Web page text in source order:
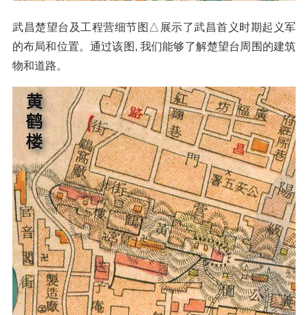
武昌楚望台及工程营细节图△展示了武昌首义时期起义军
的布局和位置。通过该图, 我们能够了解楚望台周围的建筑
物和道路。